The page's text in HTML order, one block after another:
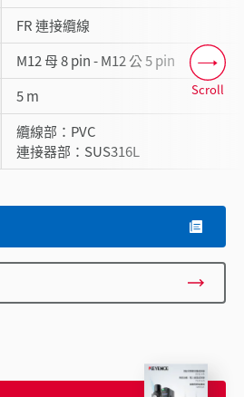
FR 連接纜線
M12 母 8 pin - M12 公 5 pin
5 m
纜線部：PVC
連接器部：SUS316L
Scroll